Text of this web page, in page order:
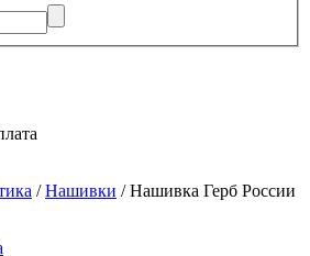
/Нашивки /Нашивка Герб России